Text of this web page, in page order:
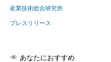
産業技術総合研究所
プレスリリース
あなたにおすすめ